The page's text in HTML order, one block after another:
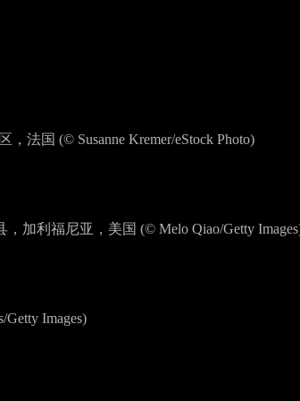
法国 (© Susanne Kremer/eStock Photo)
加利福尼亚，美国 (© Melo Qiao/Getty
Images)